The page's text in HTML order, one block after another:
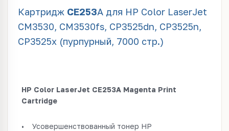
Картридж CE253A для HP Color LaserJet
CM3530, CM3530fs, CP3525dn, CP3525n,
CP3525x (пурпурный, 7000 стр.)
HP Color LaserJet CE253A Magenta Print
Cartridge
•
Усовершенствованный тонер HP